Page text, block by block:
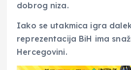
dobrog niza.
Iako se utakmica igra
reprezentacija BiH ima
Hercegovini.